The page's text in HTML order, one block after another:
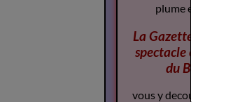
La Gazette des Arts
spectacle
du Boudoir
vous y decouvrirez